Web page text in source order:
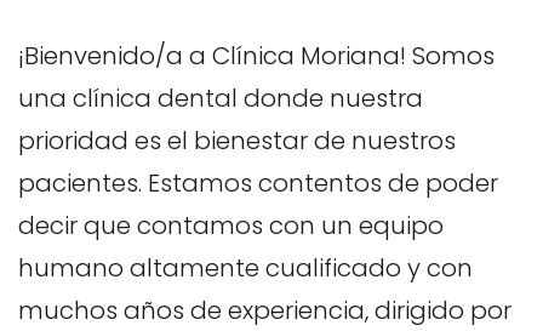
¡Bienvenido/a a Clínica Moriana! Somos
una clínica dental donde nuestra
prioridad es el bienestar de nuestros
pacientes. Estamos contentos de poder
decir que contamos con un equipo
humano altamente cualificado y con
muchos años de experiencia, dirigido por